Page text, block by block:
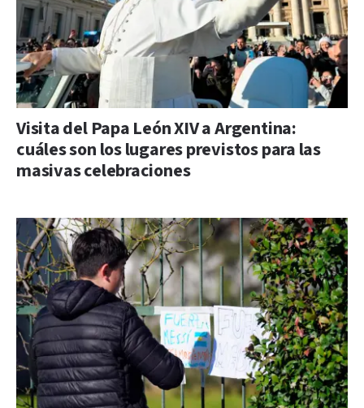
Visita del Papa León XIV a Argentina:
cuáles son los lugares previstos para las
masivas celebraciones